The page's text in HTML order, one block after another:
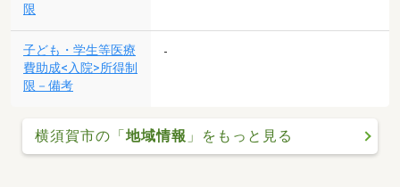
限
子ども・学生等医療
費助成<入院>所得制
限－備考
-
横須賀市の「 地域情報 」をもっと見る